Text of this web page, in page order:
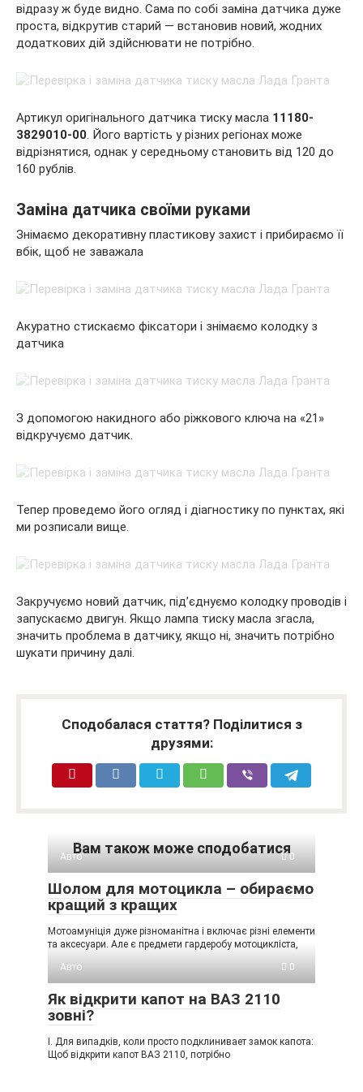
відразу ж буде видно. Сама по собі заміна датчика дуже
проста, відкрутив старий — встановив новий, жодних
додаткових дій здійснювати не потрібно.
Артикул оригінального датчика тиску масла 11180-
3829010-00. Його вартість у різних регіонах може
відрізнятися, однак у середньому становить від 120 до
160 рублів.
Заміна датчика своїми руками
Знімаємо декоративну пластикову захист і прибираємо її
вбік, щоб не заважала
Акуратно стискаємо фіксатори і знімаємо колодку з
датчика
З допомогою накидного або ріжкового ключа на «21»
відкручуємо датчик.
Тепер проведемо його огляд і діагностику по пунктах, які
ми розписали вище.
Закручуємо новий датчик, під’єднуємо колодку проводів і
запускаємо двигун. Якщо лампа тиску масла згасла,
значить проблема в датчику, якщо ні, значить потрібно
шукати причину далі.
Сподобалася стаття? Поділитися з
друзями:
Вам також може сподобатися
Авто 0
Шолом для мотоцикла – обираємо
кращий з кращих
Мотоамуніція дуже різноманітна і включає різні елементи
та аксесуари. Але є предмети гардеробу мотоцикліста,
Авто
0
Як відкрити капот на ВАЗ 2110
зовні?
I. Для випадків, коли просто подклинивает замок капота:
Щоб відкрити капот ВАЗ 2110, потрібно